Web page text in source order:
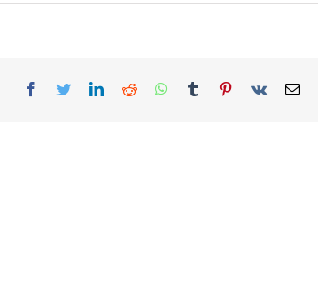
Facebook
TwitterLinkedIn
Reddit Whatsapp
Tumblr Pinterest
Vk Email